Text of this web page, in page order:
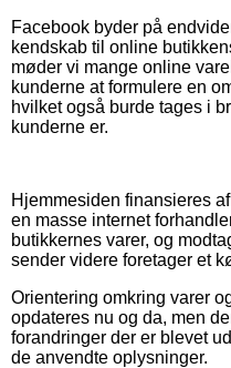
Facebook byder på
kendskab til online
møder vi mange online
kunderne at formulere en
hvilket også burde tages i
kunderne er.
Hjemmesiden finansieres
en masse internet
butikkernes varer, og
sender videre foretager et
Orientering omkring varer
opdateres nu og da, men
forandringer der er blevet
de anvendte oplysninger.